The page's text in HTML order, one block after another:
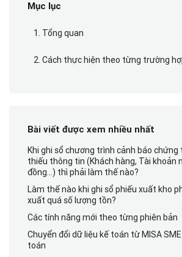
Mục lục
1. Tổng quan
2. Cách thực hiện theo từng trường
Bài viết được xem nhiều nhất
Khi ghi sổ chương trình cảnh báo
thiếu thông tin (Khách hàng, Tài khoản
đồng…) thì phải làm thế nào?
Làm thế nào khi ghi sổ phiếu xuất kho
xuất quá số lượng tồn?
Các tính năng mới theo từng phiên bản
Chuyển đổi dữ liệu kế toán từ MISA
toán